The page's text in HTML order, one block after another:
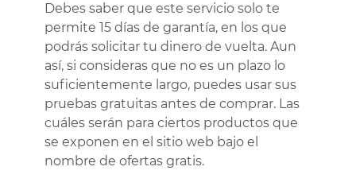
Debes saber que este servicio solo te
permite 15 días de garantía, en los que
podrás solicitar tu dinero de vuelta. Aun
así, si consideras que no es un plazo lo
suficientemente largo, puedes usar sus
pruebas gratuitas antes de comprar. Las
cuáles serán para ciertos productos que
se exponen en el sitio web bajo el
nombre de ofertas gratis.